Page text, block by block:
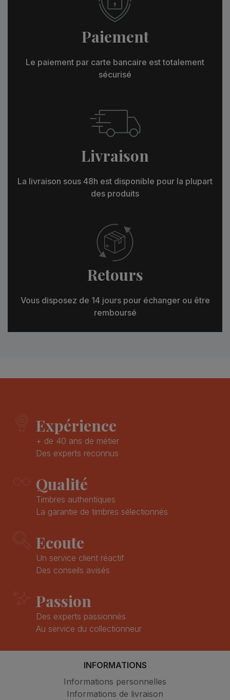
Paiement
Le paiement par carte bancaire est totalement
sécurisé
Livraison
La livraison sous 48h est disponible pour la plupart
des produits
Retours
Vous disposez de 14 jours pour échanger ou être
remboursé
Expérience
+ de 40 ans de métier
Des experts reconnus
Qualité
Timbres authentiques
La garantie de timbres sélectionnés
Ecoute
Un service client réactif
Des conseils avisés
Passion
Des experts passionnés
Au service du collectionneur
INFORMATIONS
Informations personnelles
Informations de livraison